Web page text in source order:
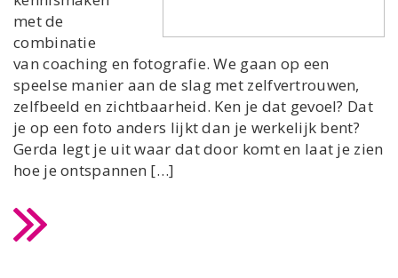
met de
combinatie
van coaching en fotografie. We gaan op een
speelse manier aan de slag met zelfvertrouwen,
zelfbeeld en zichtbaarheid. Ken je dat gevoel? Dat
je op een foto anders lijkt dan je werkelijk bent?
Gerda legt je uit waar dat door komt en laat je zien
hoe je ontspannen […]